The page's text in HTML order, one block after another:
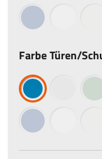
Farbe Türen/